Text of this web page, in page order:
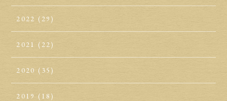
2022 (29)
2021 (22)
2020 (35)
2019 (18)